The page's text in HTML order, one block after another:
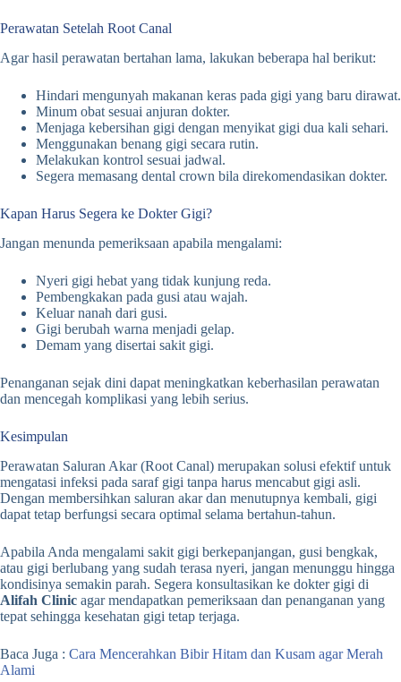
Perawatan Setelah Root Canal
Agar hasil perawatan bertahan lama, lakukan beberapa hal berikut:
Hindari mengunyah makanan keras pada gigi yang baru dirawat.
Minum obat sesuai anjuran dokter.
Menjaga kebersihan gigi dengan menyikat gigi dua kali sehari.
Menggunakan benang gigi secara rutin.
Melakukan kontrol sesuai jadwal.
Segera memasang dental crown bila direkomendasikan dokter.
Kapan Harus Segera ke Dokter Gigi?
Jangan menunda pemeriksaan apabila mengalami:
Nyeri gigi hebat yang tidak kunjung reda.
Pembengkakan pada gusi atau wajah.
Keluar nanah dari gusi.
Gigi berubah warna menjadi gelap.
Demam yang disertai sakit gigi.
Penanganan sejak dini dapat meningkatkan keberhasilan perawatan
dan mencegah komplikasi yang lebih serius.
Kesimpulan
Perawatan Saluran Akar (Root Canal) merupakan solusi efektif untuk
mengatasi infeksi pada saraf gigi tanpa harus mencabut gigi asli.
Dengan membersihkan saluran akar dan menutupnya kembali, gigi
dapat tetap berfungsi secara optimal selama bertahun-tahun.
Apabila Anda mengalami sakit gigi berkepanjangan, gusi bengkak,
atau gigi berlubang yang sudah terasa nyeri, jangan menunggu hingga
kondisinya semakin parah. Segera konsultasikan ke dokter gigi di
Alifah Clinic agar mendapatkan pemeriksaan dan penanganan yang
tepat sehingga kesehatan gigi tetap terjaga.
Baca Juga : Cara Mencerahkan Bibir Hitam dan Kusam agar Merah
Alami